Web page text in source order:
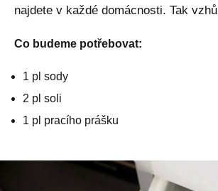
najdete v každé domácnosti. Tak
Co budeme potřebovat:
1 pl sody
2 pl soli
1 pl pracího prášku